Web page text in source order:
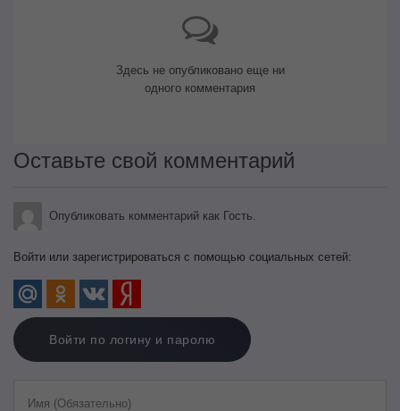
Здесь не опубликовано еще ни
одного комментария
Оставьте свой комментарий
Опубликовать комментарий как Гость.
Войти или зарегистрироваться с помощью социальных сетей:
Войти по логину и паролю
Имя (Обязательно)